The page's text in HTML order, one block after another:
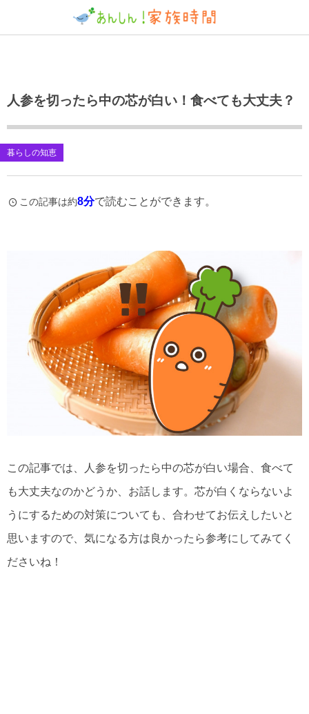
人参を切ったら中の芯が白い！食べても大丈夫？
暮らしの知恵
この記事は約8分で読むことができます。
この記事では、人参を切ったら中の芯が白い場合、食べて
も大丈夫なのかどうか、お話します。芯が白くならないよ
うにするための対策についても、合わせてお伝えしたいと
思いますので、気になる方は良かったら参考にしてみてく
ださいね！